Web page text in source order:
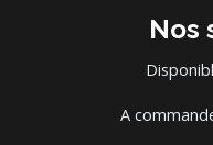
Nos
A